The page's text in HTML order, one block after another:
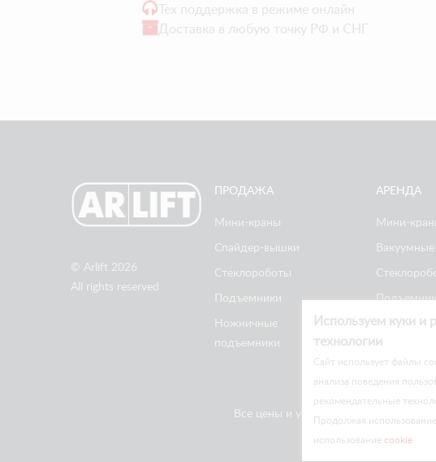
Тех поддержка в режиме онлайн
Доставка в любую точку РФ и СНГ
© Arlift 2026
All rights reserved
ПРОДАЖА
Мини-краны
Спайдер-вышки
Стеклороботы
Подъемники
Ножничные
подъемники
АРЕНДА
Мини-
Вакуумные
подъемники
Все цены и условия на сайте носят
Используем куки и
технологии
Cайт использует файлы
анализа поведения
рекомендательные
Продолжая
использование cookie